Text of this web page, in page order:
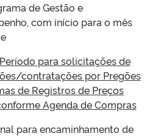
de Gestão e
com início para o mês
Período para solicitações de
contratações por Pregões
de Registros de Preços
Agenda de Compras
para encaminhamento de